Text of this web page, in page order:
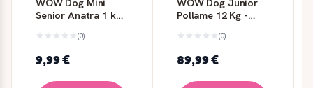
Senior Anatra 1 kg
per Cani (0)
9,99 €
Pollame 12 Kg -
Cuccioli (0)
89,99 €